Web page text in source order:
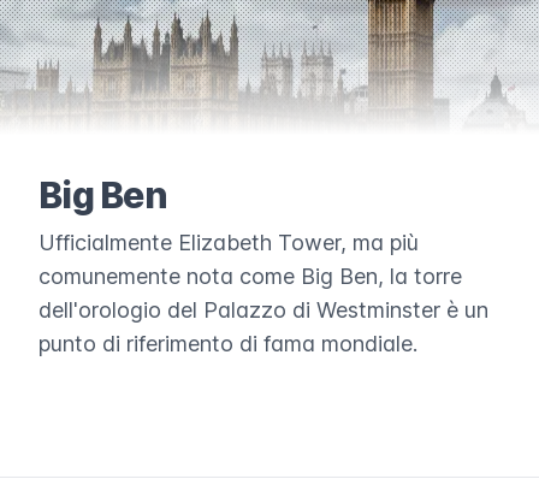
Big Ben
Ufficialmente Elizabeth Tower, ma più
comunemente nota come Big Ben, la torre
dell'orologio del Palazzo di Westminster è un
punto di riferimento di fama mondiale.